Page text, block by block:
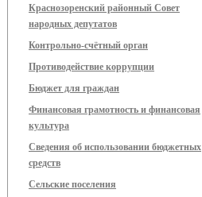
Краснозоренский районный Совет
народных депутатов
Контрольно-счётный орган
Противодействие коррупции
Бюджет для граждан
Финансовая грамотность и финансовая
культура
Сведения об использовании бюджетных
средств
Сельские поселения